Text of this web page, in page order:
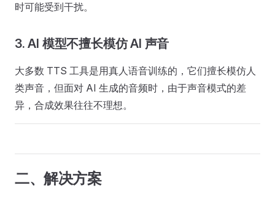
时可能受到干扰。
3. AI 模型不擅长模仿 AI 声音
大多数 TTS 工具是用真人语音训练的，它们擅长模仿人
类声音，但面对 AI 生成的音频时，由于声音模式的差
异，合成效果往往不理想。
二、解决方案